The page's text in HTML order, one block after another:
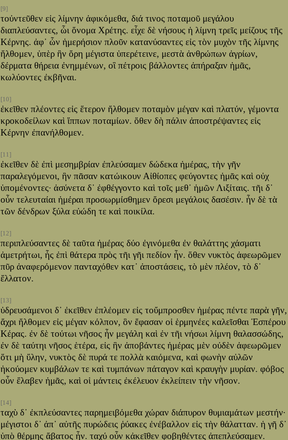
[9]
τοὐντεῦθεν εἰς λίμνην ἀφικόμεθα, διά τινος ποταμοῦ μεγάλου
διαπλεύσαντες, ὧι ὄνομα Χρέτης. εἶχε δὲ νήσους ἡ λίμνη τρεῖς μείζους τῆς
Κέρνης. ἀφ᾽ ὧν ἡμερήσιον πλοῦν κατανύσαντες εἰς τὸν μυχὸν τῆς λίμνης
ἤλθομεν, ὑπὲρ ἣν ὄρη μέγιστα ὑπερέτεινε, μεστὰ ἀνθρώπων ἀγρίων,
δέρματα θήρεια ἐνημμένων, οἳ πέτροις βάλλοντες ἀπήραξαν ἡμᾶς,
κωλύοντες ἐκβῆναι.
[10]
ἐκεῖθεν πλέοντες εἰς ἕτερον ἤλθομεν ποταμὸν μέγαν καὶ πλατύν, γέμοντα
κροκοδείλων καὶ ἵππων ποταμίων. ὅθεν δὴ πάλιν ἀποστρέψαντες εἰς
Κέρνην ἐπανήλθομεν.
[11]
ἐκεῖθεν δὲ ἐπὶ μεσημβρίαν ἐπλεύσαμεν δώδεκα ἡμέρας, τὴν γῆν
παραλεγόμενοι, ἣν πᾶσαν κατώικουν Αἰθίοπες φεύγοντες ἡμᾶς καὶ οὐχ
ὑπομένοντες· ἀσύνετα δ᾽ ἐφθέγγοντο καὶ τοῖς μεθ᾽ ἡμῶν Λιξίταις. τῆι δ᾽
οὖν τελευταίαι ἡμέραι προσωρμίσθημεν ὄρεσι μεγάλοις δασέσιν. ἦν δὲ τὰ
τῶν δένδρων ξύλα εὐώδη τε καὶ ποικίλα.
[12]
περιπλεύσαντες δὲ ταῦτα ἡμέρας δύο ἐγινόμεθα ἐν θαλάττης χάσματι
ἀμετρήτωι, ἧς ἐπὶ θάτερα πρὸς τῆι γῆι πεδίον ἦν. ὅθεν νυκτὸς ἀφεωρῶμεν
πῦρ ἀναφερόμενον πανταχόθεν κατ᾽ ἀποστάσεις, τὸ μὲν πλέον, τὸ δ᾽
ἔλλατον.
[13]
ὑδρευσάμενοι δ᾽ ἐκεῖθεν ἐπλέομεν εἰς τοὔμπροσθεν ἡμέρας πέντε παρὰ γῆν,
ἄχρι ἤλθομεν εἰς μέγαν κόλπον, ὃν ἔφασαν οἱ ἑρμηνέες καλεῖσθαι Ἑσπέρου
Κέρας. ἐν δὲ τούτωι νῆσος ἦν μεγάλη καὶ ἐν τῆι νήσωι λίμνη θαλασσώδης,
ἐν δὲ ταύτηι νῆσος ἑτέρα, εἰς ἣν ἀποβάντες ἡμέρας μὲν οὐδὲν ἀφεωρῶμεν
ὅτι μὴ ὕλην, νυκτὸς δὲ πυρά τε πολλὰ καιόμενα, καὶ φωνὴν αὐλῶν
ἠκούομεν κυμβάλων τε καὶ τυμπάνων πάταγον καὶ κραυγὴν μυρίαν. φόβος
οὖν ἔλαβεν ἡμᾶς, καὶ οἱ μάντεις ἐκέλευον ἐκλείπειν τὴν νῆσον.
[14]
ταχὺ δ᾽ ἐκπλεύσαντες παρημειβόμεθα χώραν διάπυρον θυμιαμάτων μεστήν·
μέγιστοι δ᾽ ἀπ᾽ αὐτῆς πυρώδεις ῥύακες ἐνέβαλλον εἰς τὴν θάλατταν. ἡ γῆ δ᾽
ὑπὸ θέρμης ἄβατος ἦν. ταχύ οὖν κἀκεῖθεν φοβηθέντες ἀπεπλεύσαμεν.